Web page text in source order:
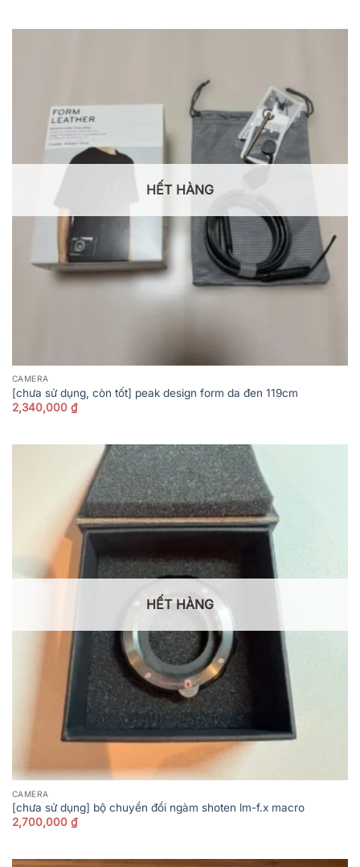
HẾT HÀNG
CAMERA
[chưa sử dụng, còn tốt] peak design form da đen 119cm
2,340,000 ₫
HẾT HÀNG
CAMERA
[chưa sử dụng] bộ chuyển đổi ngàm shoten lm-f.x macro
2,700,000 ₫